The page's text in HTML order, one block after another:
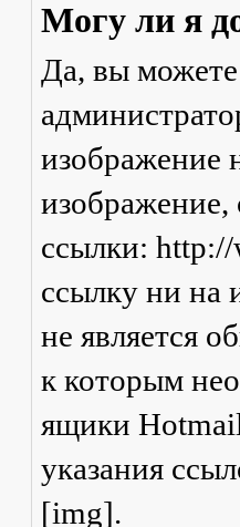
Могу ли я
Да, вы
изображение
ссылки:
ссылку ни на
не является
к которым
ящики
указания
[img].